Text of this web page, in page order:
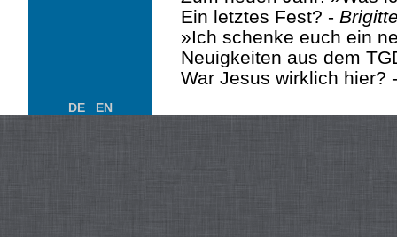
Ein letztes Fest? -
»Ich schenke euch ein
Neuigkeiten aus dem
War Jesus wirklich hier?
DE EN